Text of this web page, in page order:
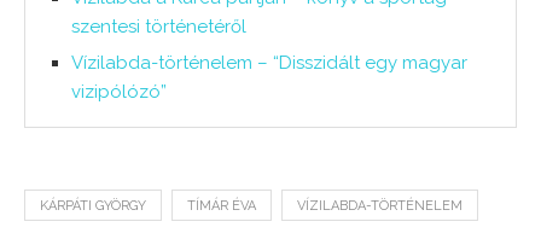
szentesi történetéről
Vízilabda-történelem – “Disszidált egy magyar
vizipólózó”
KÁRPÁTI GYÖRGY TÍMÁR ÉVA VÍZILABDA-TÖRTÉNELEM